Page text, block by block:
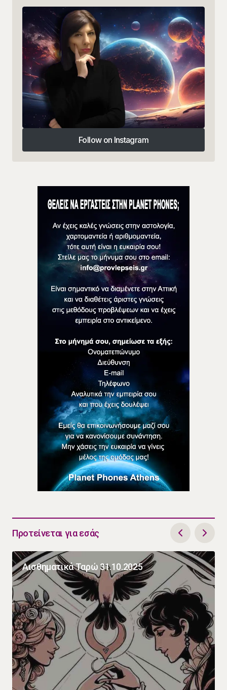
Follow on Instagram
Follow on Instagram
Προτείνεται για εσάς
Αισθηματικά Ταρώ 31.10.2025